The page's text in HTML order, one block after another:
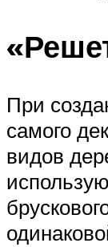
При
самого
видов